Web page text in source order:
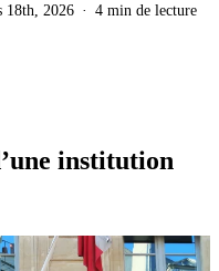
18th, 2026 4 min de lecture
institution